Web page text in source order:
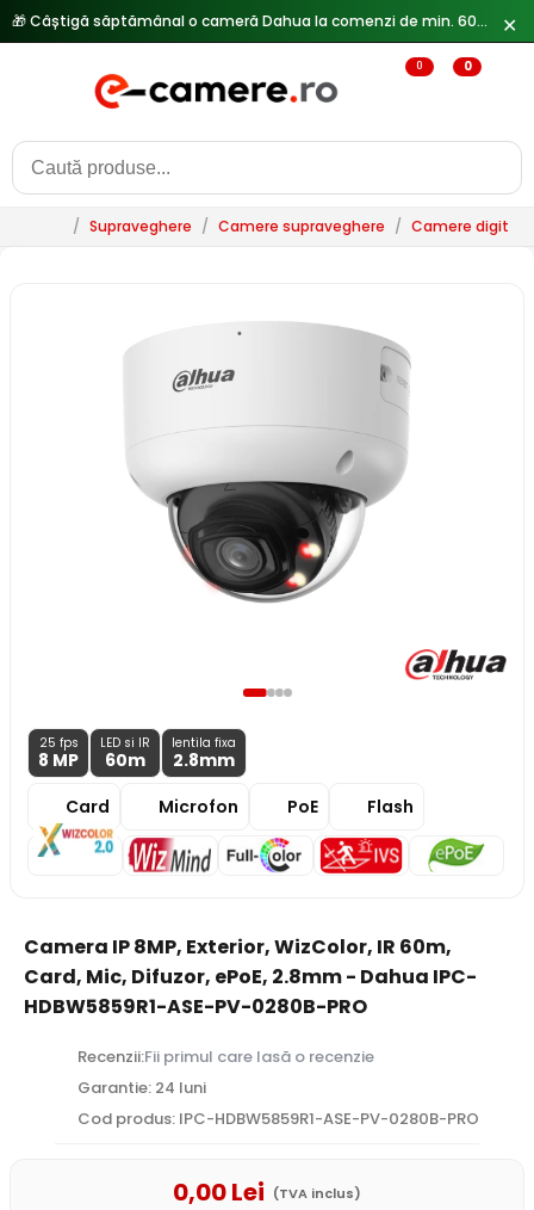
✕
0 0
/ Supraveghere / Camere supraveghere / Camere digitale
25 fps
8 MP
LED si IR
60m
lentila fixa
2.8mm
Card
Microfon PoE Flash
Camera IP 8MP, Exterior, WizColor, IR 60m,
Card, Mic, Difuzor, ePoE, 2.8mm - Dahua IPC-
HDBW5859R1-ASE-PV-0280B-PRO
Recenzii:Fii primul care lasă o recenzie
Garantie: 24 luni
Cod produs: IPC-HDBW5859R1-ASE-PV-0280B-PRO
0,00Lei (TVA inclus)